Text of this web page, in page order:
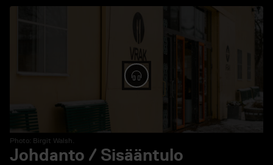
Photo: Birgit Walsh.
Spela ljud: 1.
Johdanto / Sisääntulo